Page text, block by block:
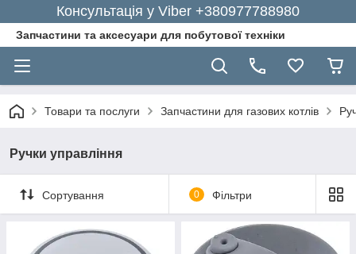
Консультація у Viber +380977788980
Запчастини та аксесуари для побутової техніки
Товари та послуги Запчастини для газових котлів
Ручки управління
Сортування 0 Фільтри